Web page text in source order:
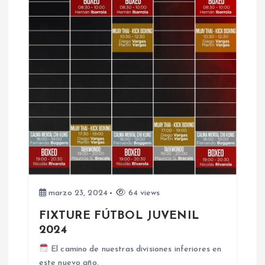
c
ó
n
d
e
marzo 23, 2024 64 views
FIXTURE FÚTBOL JUVENIL
2024
El camino de nuestras divisiones inferiores en
este nuevo año.